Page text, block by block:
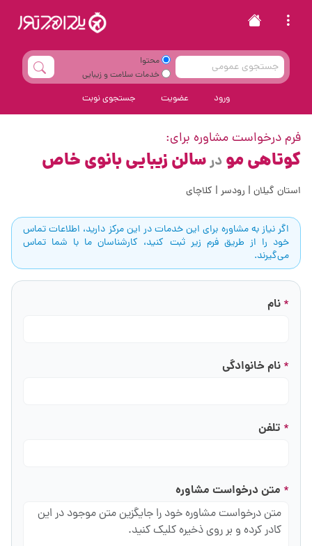
محتوا
خدمات سلامت و زیبایی
ورود عضویت جستجوی نوبت
فرم درخواست مشاوره برای:
کوتاهی مو درسالن زیبایی بانوی خاص
استان گیلان | رودسر | کلاچای
اگر نیاز به مشاوره برای این خدمات در این مرکز دارید، اطلاعات تماس
خود را از طریق فرم زیر ثبت کنید، کارشناسان ما با شما تماس
می‌گیرند.
* نام
* نام خانوادگی
* تلفن
* متن درخواست مشاوره